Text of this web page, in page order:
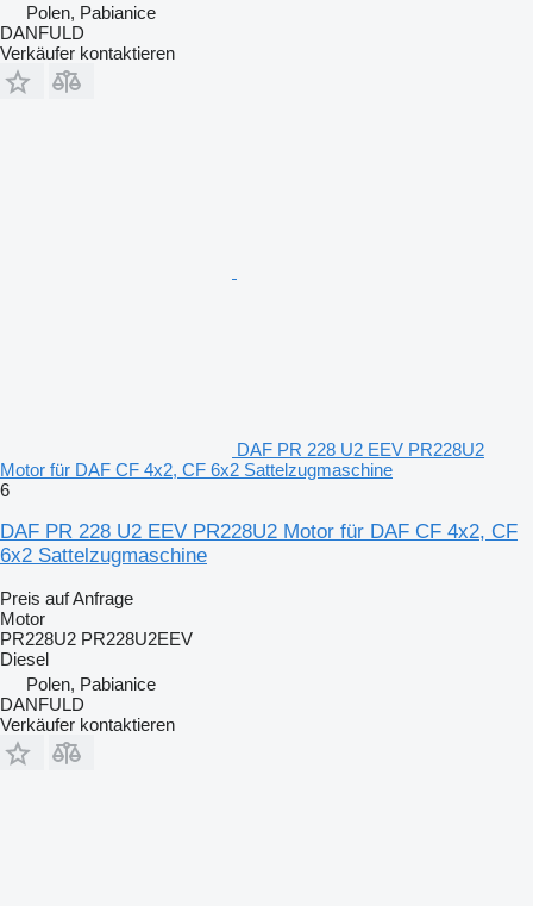
Polen, Pabianice
DANFULD
Verkäufer kontaktieren
DAF PR 228 U2 EEV PR228U2
Motor für DAF CF 4x2, CF 6x2 Sattelzugmaschine
6
DAF PR 228 U2 EEV PR228U2 Motor für DAF CF 4x2, CF
6x2 Sattelzugmaschine
Preis auf Anfrage
Motor
PR228U2 PR228U2EEV
Diesel
Polen, Pabianice
DANFULD
Verkäufer kontaktieren